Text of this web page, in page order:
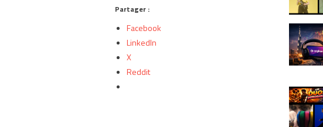
Partager :
Facebook
LinkedIn
X
Reddit